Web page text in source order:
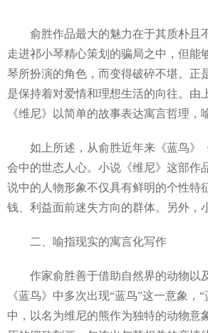
俞胜作品最大的魅力在于其质朴且不
走进祁小琴精心策划的骗局之中，但
琴所扮演的角色，而变得破碎不堪。正
是保持着对爱情和理想生活的向往。由
《维尼》以简单的故事表达寓言哲理，
如上所述，从俞胜近年来《蓝鸟》《
会中的世态人心。小说《维尼》这部作
说中的人物形象不仅具有鲜明的个性特
钱、利益面前迷失方向的群体。另外，
二、喻指现实的寓言化写作
作家俞胜善于借助自然界的动物以及
《蓝鸟》中多次出现“蓝鸟”这一意象
中，以名为维尼的熊作为独特的动物意